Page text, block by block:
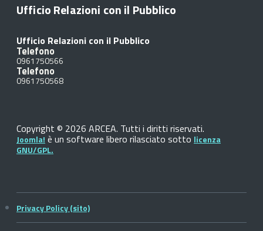
Ufficio Relazioni con il Pubblico
Ufficio Relazioni con il Pubblico
Telefono
0961750566
Telefono
0961750568
Copyright © 2026 ARCEA. Tutti i diritti riservati.
Joomla! è un software libero rilasciato sotto licenza
GNU/GPL.
Privacy Policy (sito)